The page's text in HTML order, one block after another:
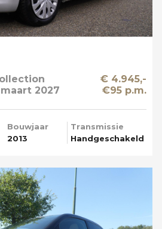
maart 2027
€ 4.945,-
€95 p.m.
Bouwjaar
2013
Transmissie
Handgeschakeld